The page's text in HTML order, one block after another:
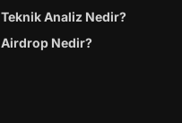
Teknik Analiz Nedir?
Airdrop Nedir?